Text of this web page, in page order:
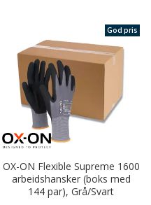
God pris
OX-ON Flexible Supreme 1600
arbeidshansker (boks med
144 par), Grå/Svart